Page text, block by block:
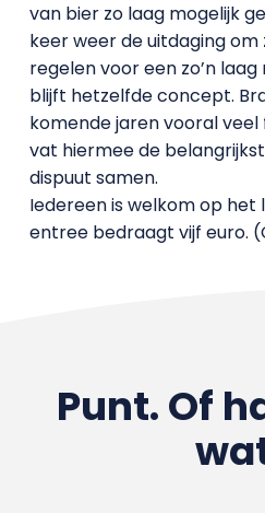
van bier zo laag mogelijk
keer weer de uitdaging
regelen voor een zo’n laag
blijft hetzelfde concept.
komende jaren vooral veel
vat hiermee de
dispuut samen.
Iedereen is welkom op het
entree bedraagt vijf euro.
Punt. Of